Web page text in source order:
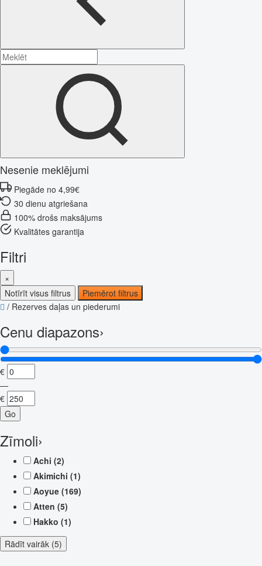
Nesenie meklējumi
Piegāde no 4,99€
30 dienu atgriešana
100% drošs maksājums
Kvalitātes garantija
Filtri
×
Notīrīt visus filtrus
Piemērot filtrus
/ Rezerves daļas un piederumi
Cenu diapazons›
€
—
€
Go
Zīmoli›
Achi (2)
Akimichi (1)
Aoyue (169)
Atten (5)
Hakko (1)
Rādīt vairāk (5)